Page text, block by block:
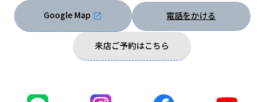
Google Map 電話をかける
来店ご予約はこちら